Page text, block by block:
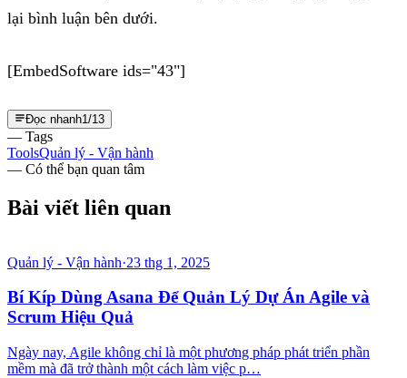
lại bình luận bên dưới.
[EmbedSoftware ids="43"]
Đọc nhanh1 /13
— Tags
ToolsQuản lý - Vận hành
— Có thể bạn quan tâm
Bài viết liên quan
Quản lý - Vận hành·23 thg 1, 2025
Bí Kíp Dùng Asana Để Quản Lý Dự Án Agile và
Scrum Hiệu Quả
Ngày nay, Agile không chỉ là một phương pháp phát triển phần
mềm mà đã trở thành một cách làm việc p…